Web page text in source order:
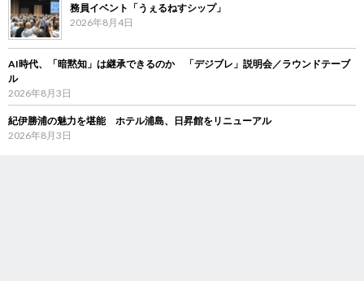
務員イベント「うぇるねすシップ」
2026年8月4日
AI時代、「暗黙知」は継承できるのか 「デジブレ」説明会／ラウンドテーブ
ル
2026年8月3日
紀伊勝浦の魅力を堪能 ホテル浦島、日昇館をリニューアル
2026年8月3日